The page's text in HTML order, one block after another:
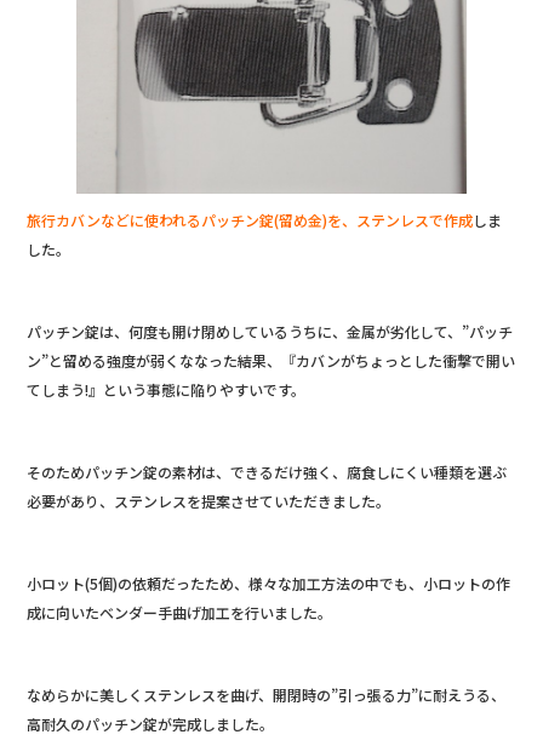
旅行カバンなどに使われるパッチン錠(留め金)を、ステンレスで作成しま
した。
パッチン錠は、何度も開け閉めしているうちに、金属が劣化して、”パッチ
ン”と留める強度が弱くななった結果、『カバンがちょっとした衝撃で開い
てしまう!』という事態に陥りやすいです。
そのためパッチン錠の素材は、できるだけ強く、腐食しにくい種類を選ぶ
必要があり、ステンレスを提案させていただきました。
小ロット(5個)の依頼だったため、様々な加工方法の中でも、小ロットの作
成に向いたベンダー手曲げ加工を行いました。
なめらかに美しくステンレスを曲げ、開閉時の”引っ張る力”に耐えうる、
高耐久のパッチン錠が完成しました。